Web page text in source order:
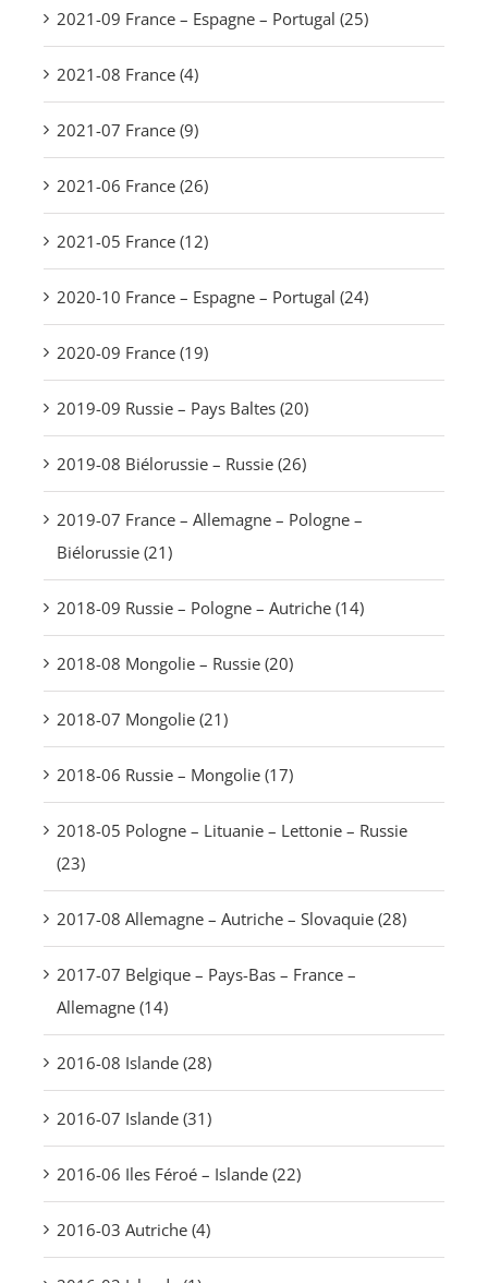
2021-09 France – Espagne – Portugal (25)
2021-08 France (4)
2021-07 France (9)
2021-06 France (26)
2021-05 France (12)
2020-10 France – Espagne – Portugal (24)
2020-09 France (19)
2019-09 Russie – Pays Baltes (20)
2019-08 Biélorussie – Russie (26)
2019-07 France – Allemagne – Pologne –
Biélorussie (21)
2018-09 Russie – Pologne – Autriche (14)
2018-08 Mongolie – Russie (20)
2018-07 Mongolie (21)
2018-06 Russie – Mongolie (17)
2018-05 Pologne – Lituanie – Lettonie – Russie
(23)
2017-08 Allemagne – Autriche – Slovaquie (28)
2017-07 Belgique – Pays-Bas – France –
Allemagne (14)
2016-08 Islande (28)
2016-07 Islande (31)
2016-06 Iles Féroé – Islande (22)
2016-03 Autriche (4)